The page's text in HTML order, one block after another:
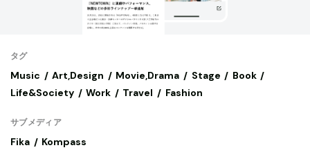
タグ
Music Art,Design Movie,Drama Stage
Book
Life&Society
Work Travel Fashion
サブメディア
Fika Kompass